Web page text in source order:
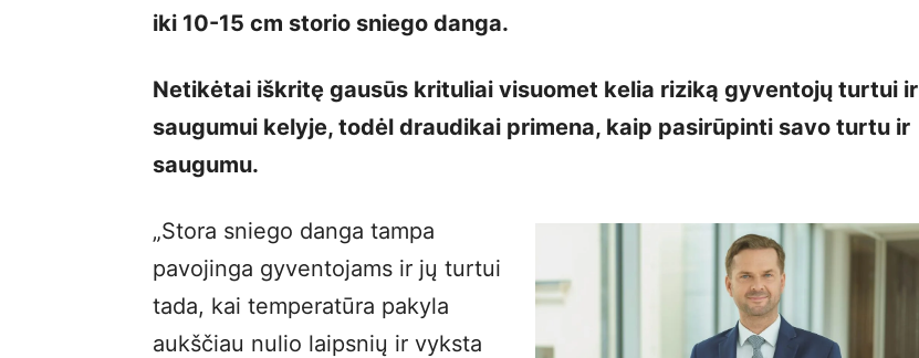
iki 10-15 cm storio sniego danga.
Netikėtai iškritę gausūs krituliai visuomet kelia riziką gyventojų turtui ir
saugumui kelyje, todėl draudikai primena, kaip pasirūpinti savo turtu ir
saugumu.
„Stora sniego danga tampa
pavojinga gyventojams ir jų turtui
tada, kai temperatūra pakyla
aukščiau nulio laipsnių ir vyksta